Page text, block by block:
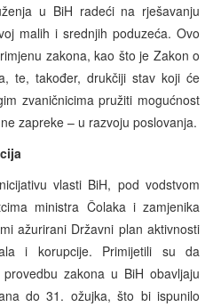
u BiH radeći na rješavanju
malih i srednjih poduzeća. Ovo
zakona, kao što je Zakon o
te, također, drukčiji stav koji će
zvaničnicima pružiti mogućnost
zapreke – u razvoju poslovanja.
vlasti BiH, pod vodstvom
ministra Čolaka i zamjenika
ažurirani Državni plan aktivnosti
i korupcije. Primijetili su da
zakona u BiH obavljaju
do 31. ožujka, što bi ispunilo